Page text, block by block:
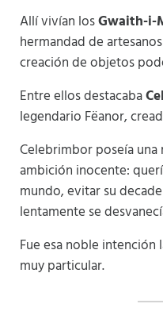
Allí vivían losGwaith-i-
hermandad de
creación de objetos
Entre ellos destacaba
legendario Fëanor,
Celebrimbor poseía
ambición inocente:
mundo, evitar su
lentamente se
Fue esa noble intención
muy particular.